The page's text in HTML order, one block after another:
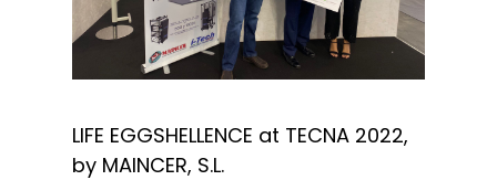
LIFE EGGSHELLENCE at TECNA 2022,
by MAINCER, S.L.